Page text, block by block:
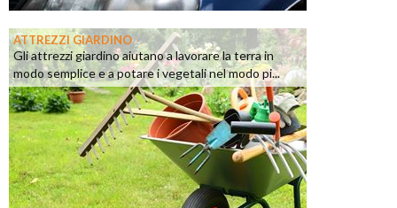
ATTREZZI GIARDINO
Gli attrezzi giardino aiutano a lavorare la terra in
modo semplice e a potare i vegetali nel modo pi...